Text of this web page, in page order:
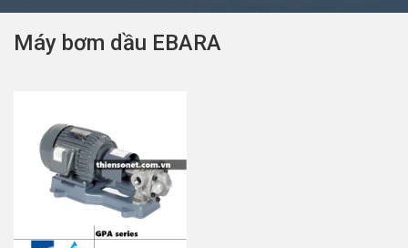
Máy bơm dầu EBARA